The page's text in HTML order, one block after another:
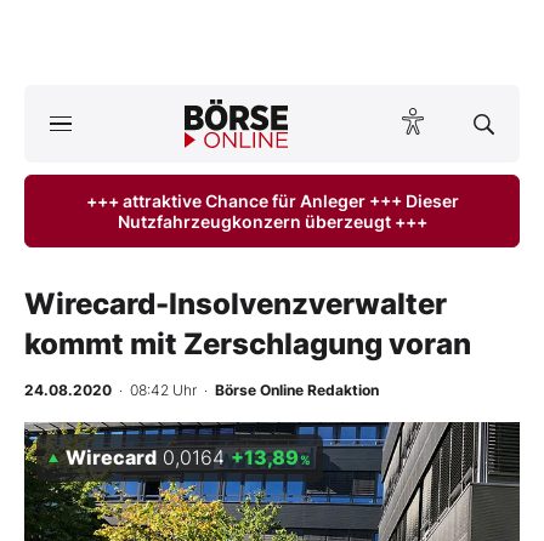
ktuelle Ausgabe BÖRSE ONLINE lesen
Anlageprodukte
Finanz-Check
BO-Musterdepots
Experten
+++ attraktive Chance für Anleger +++ Dieser
Nutzfahrzeugkonzern überzeugt +++
Wirecard-Insolvenzverwalter
kommt mit Zerschlagung voran
24.08.2020 · 08:42 Uhr · Börse Online Redaktion
Wirecard 0,0164 +13,89%